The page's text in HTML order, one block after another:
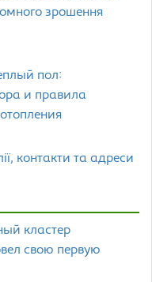
зрошення
пол:
и правила
контакти та адреси
кластер
свою первую